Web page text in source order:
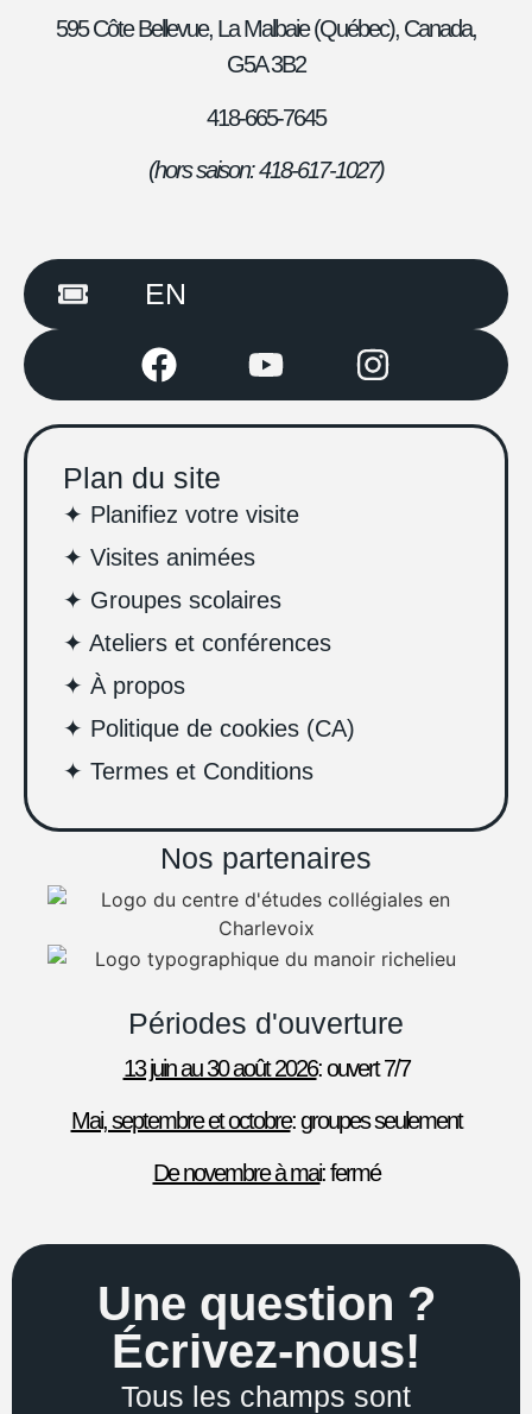
595 Côte Bellevue, La Malbaie (Québec), Canada,
G5A 3B2
418-665-7645
(hors saison: 418-617-1027)
EN
Plan du site
✦ Planifiez votre visite
✦ Visites animées
✦ Groupes scolaires
✦ Ateliers et conférences
✦ À propos
✦ Politique de cookies (CA)
✦ Termes et Conditions
Nos partenaires
Périodes d'ouverture
13 juin au 30 août 2026: ouvert 7/7
Mai, septembre et octobre: groupes seulement
De novembre à mai: fermé
Une question ?
Écrivez-nous!
Tous les champs sont